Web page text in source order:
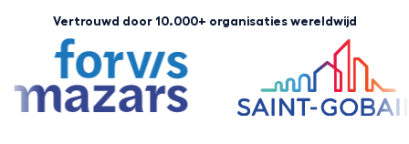
Vertrouwd door 10.000+ organisaties wereldwijd